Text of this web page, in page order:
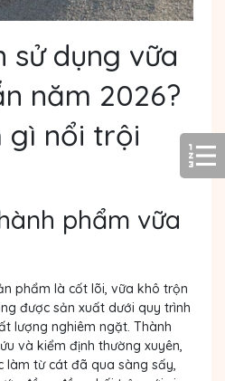
sử dụng vữa
năm 2026?
gì nổi trội
phẩm vữa
phẩm là cốt lõi, vữa khô trộn
được sản xuất dưới quy trình
lượng nghiêm ngặt. Thành
và kiểm định thường xuyên,
làm từ cát đã qua sàng sấy,